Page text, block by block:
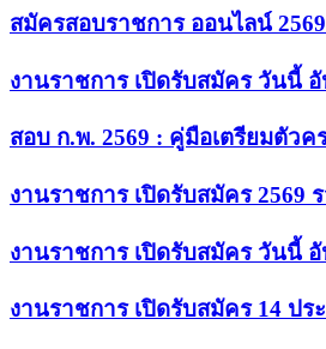
สมัครสอบราชการ ออนไลน์
งานราชการ เปิดรับสมัคร วันนี้
สอบ ก.พ. 2569 : คู่มือเตรียมตัว
งานราชการ เปิดรับสมัคร
งานราชการ เปิดรับสมัคร วันนี้
งานราชการ เปิดรับสมัคร 14 ปร